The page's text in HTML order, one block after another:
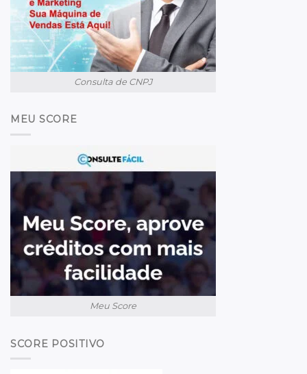
Consulta de CNPJ
MEU SCORE
Meu Score
SCORE POSITIVO